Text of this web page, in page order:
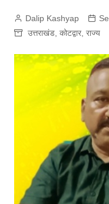
Dalip Kashyap
उत्तराखंड, कोटद्वार, राज्य